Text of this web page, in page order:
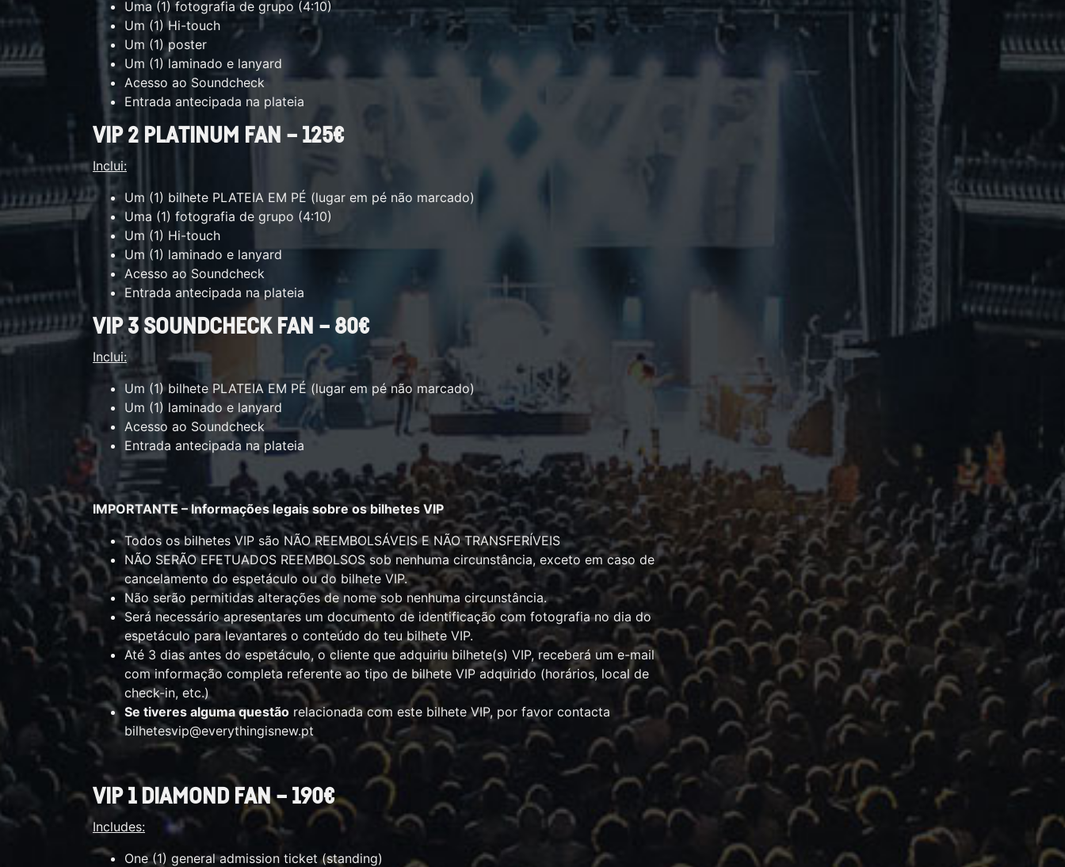
Uma (1) fotografia de grupo (4:10)
Um (1) Hi-touch
Um (1) poster
Um (1) laminado e lanyard
Acesso ao Soundcheck
Entrada antecipada na plateia
VIP 2 PLATINUM FAN – 125€
Inclui:
Um (1) bilhete PLATEIA EM PÉ (lugar em pé não marcado)
Uma (1) fotografia de grupo (4:10)
Um (1) Hi-touch
Um (1) laminado e lanyard
Acesso ao Soundcheck
Entrada antecipada na plateia
VIP 3 SOUNDCHECK FAN – 80€
Inclui:
Um (1) bilhete PLATEIA EM PÉ (lugar em pé não marcado)
Um (1) laminado e lanyard
Acesso ao Soundcheck
Entrada antecipada na plateia
IMPORTANTE – Informações legais sobre os bilhetes VIP
Todos os bilhetes VIP são NÃO REEMBOLSÁVEIS E NÃO TRANSFERÍVEIS
NÃO SERÃO EFETUADOS REEMBOLSOS sob nenhuma circunstância, exceto em caso de
cancelamento do espetáculo ou do bilhete VIP.
Não serão permitidas alterações de nome sob nenhuma circunstância.
Será necessário apresentares um documento de identificação com fotografia no dia do
espetáculo para levantares o conteúdo do teu bilhete VIP.
Até 3 dias antes do espetáculo, o cliente que adquiriu bilhete(s) VIP, receberá um e-mail
com informação completa referente ao tipo de bilhete VIP adquirido (horários, local de
check-in, etc.)
Se tiveres alguma questão relacionada com este bilhete VIP, por favor contacta
bilhetesvip@everythingisnew.pt
VIP 1 DIAMOND FAN – 190€
Includes:
One (1) general admission ticket (standing)